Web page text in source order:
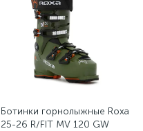
Ботинки горнолыжные Roxa
25-26 R/FIT MV 120 GW